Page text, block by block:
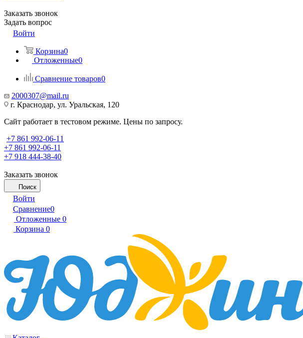
Заказать звонок
Задать вопрос
Войти
Корзина0
Отложенные0
Сравнение товаров0
2000307@mail.ru
г. Краснодар, ул. Уральская, 120
Сайт работает в тестовом режиме. Цены по запросу.
+7 861 992-06-11
+7 861 992-06-11
+7 918 444-38-40
Заказать звонок
Поиск
Войти
Сравнение0
Отложенные 0
Корзина 0